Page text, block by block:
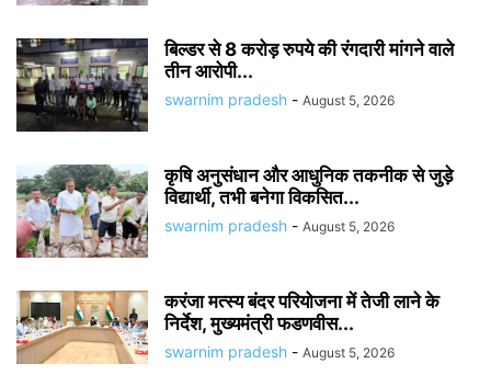
बिल्डर से 8 करोड़ रुपये की रंगदारी मांगने वाले
तीन आरोपी...
swarnim pradesh - August 5, 2026
कृषि अनुसंधान और आधुनिक तकनीक से जुड़े
विद्यार्थी, तभी बनेगा विकसित...
swarnim pradesh - August 5, 2026
करंजा मत्स्य बंदर परियोजना में तेजी लाने के
निर्देश, मुख्यमंत्री फडणवीस...
swarnim pradesh - August 5, 2026